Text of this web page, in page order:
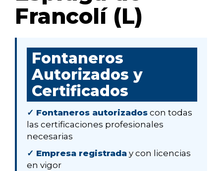
Francolí (L)
Fontaneros
Autorizados y
Certificados
✓ Fontaneros autorizados con todas
las certificaciones profesionales
necesarias
✓ Empresa registrada y con licencias
en vigor